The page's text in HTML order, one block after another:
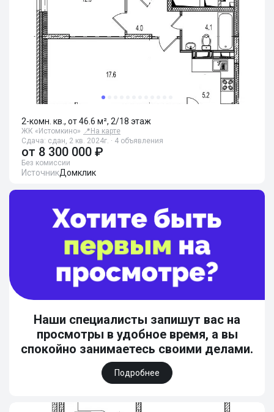
2-комн. кв., от 46.6 м², 2/18 этаж
ЖК «Истомкино» 📍 На карте
Сдача: сдан, 2 кв. 2024г. · 4 объявления
от 8 300 000 ₽
Без комиссии
ИсточникДомклик
Наши специалисты запишут вас на
просмотры в удобное время, а вы
спокойно занимаетесь своими делами.
Подробнее